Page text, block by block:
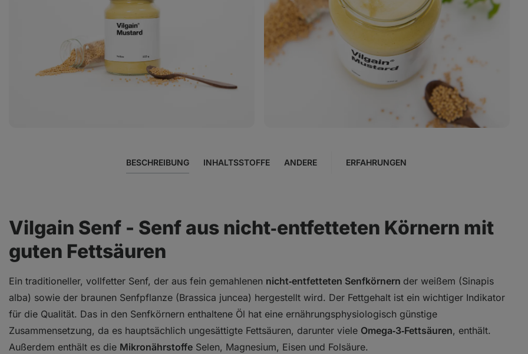
Galerie
BESCHREIBUNG INHALTSSTOFFE ANDERE ERFAHRUNGEN
Vilgain Senf - Senf aus nicht‑entfetteten Körnern mit
guten Fettsäuren
Ein traditioneller, vollfetter Senf, der aus fein gemahlenen nicht‑entfetteten Senfkörnern der weißem (Sinapis
alba) sowie der braunen Senfpflanze (Brassica juncea) hergestellt wird. Der Fettgehalt ist ein wichtiger Indikator
für die Qualität. Das in den Senfkörnern enthaltene Öl hat eine ernährungsphysiologisch günstige
Zusammensetzung, da es hauptsächlich ungesättigte Fettsäuren, darunter viele Omega‑3‑Fettsäuren, enthält.
Außerdem enthält es die Mikronährstoffe Selen, Magnesium, Eisen und Folsäure.